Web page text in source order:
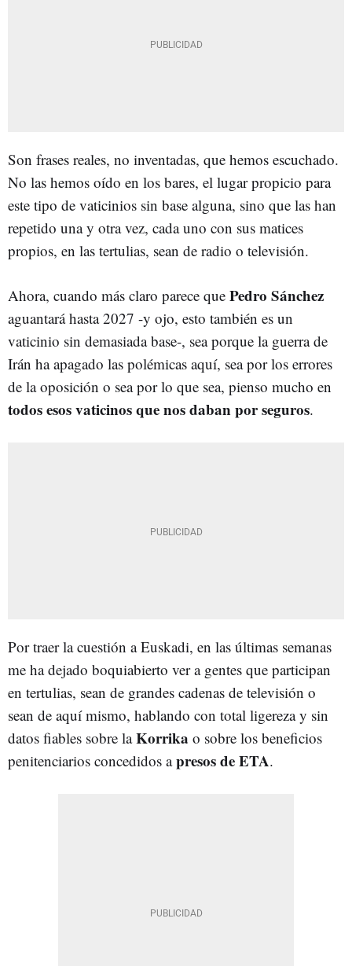
Son frases reales, no inventadas, que hemos escuchado.
No las hemos oído en los bares, el lugar propicio para
este tipo de vaticinios sin base alguna, sino que las han
repetido una y otra vez, cada uno con sus matices
propios, en las tertulias, sean de radio o televisión.
Ahora, cuando más claro parece que Pedro Sánchez
aguantará hasta 2027 -y ojo, esto también es un
vaticinio sin demasiada base-, sea porque la guerra de
Irán ha apagado las polémicas aquí, sea por los errores
de la oposición o sea por lo que sea, pienso mucho en
todos esos vaticinos que nos daban por seguros.
Por traer la cuestión a Euskadi, en las últimas semanas
me ha dejado boquiabierto ver a gentes que participan
en tertulias, sean de grandes cadenas de televisión o
sean de aquí mismo, hablando con total ligereza y sin
datos fiables sobre laKorrika o sobre los beneficios
penitenciarios concedidos apresos de ETA.